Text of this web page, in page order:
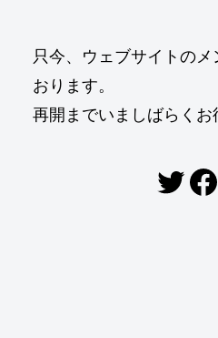
只今、ウェブサイトの
おります。
再開までいましばらくお